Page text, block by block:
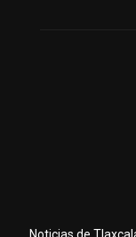
Noticias de